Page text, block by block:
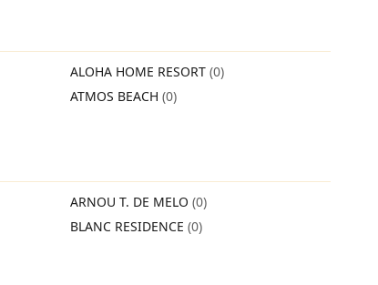
ALOHA HOME RESORT (0)
ATMOS BEACH (0)
ARNOU T. DE MELO (0)
BLANC RESIDENCE (0)